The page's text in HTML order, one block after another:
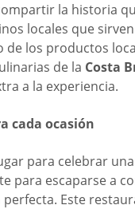
la historia
locales que
de los productos
de la Costa
a la experiencia.
cada ocasión
para celebrar
para escaparse a
perfecta. Este